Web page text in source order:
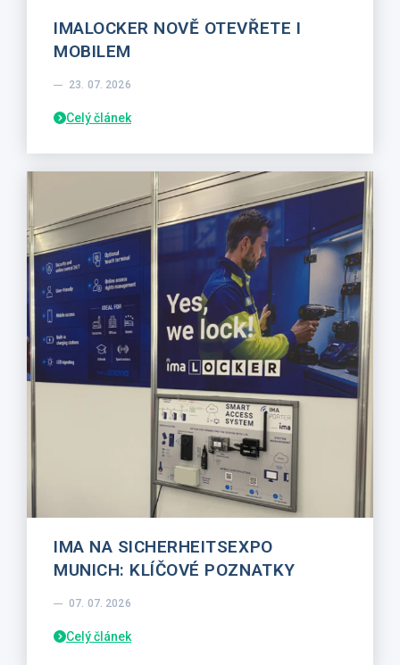
IMALOCKER NOVĚ OTEVŘETE I
MOBILEM
23. 07. 2026
Celý článek
IMA NA SICHERHEITSEXPO
MUNICH: KLÍČOVÉ POZNATKY
07. 07. 2026
Celý článek